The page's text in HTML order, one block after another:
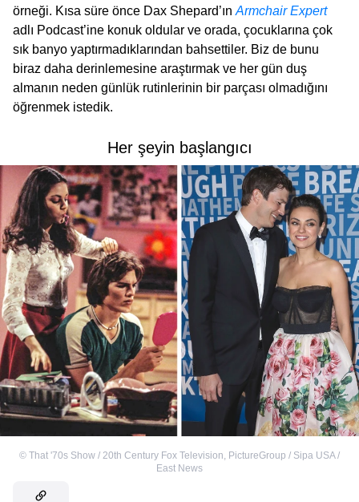
örneği. Kısa süre önce Dax Shepard’ın Armchair Expert
adlı Podcast’ine konuk oldular ve orada, çocuklarına çok
sık banyo yaptırmadıklarından bahsettiler. Biz de bunu
biraz daha derinlemesine araştırmak ve her gün duş
almanın neden günlük rutinlerinin bir parçası olmadığını
öğrenmek istedik.
Her şeyin başlangıcı
© That '70s Show / 20th Century Fox Television, PictureGroup / Sipa USA /
East News